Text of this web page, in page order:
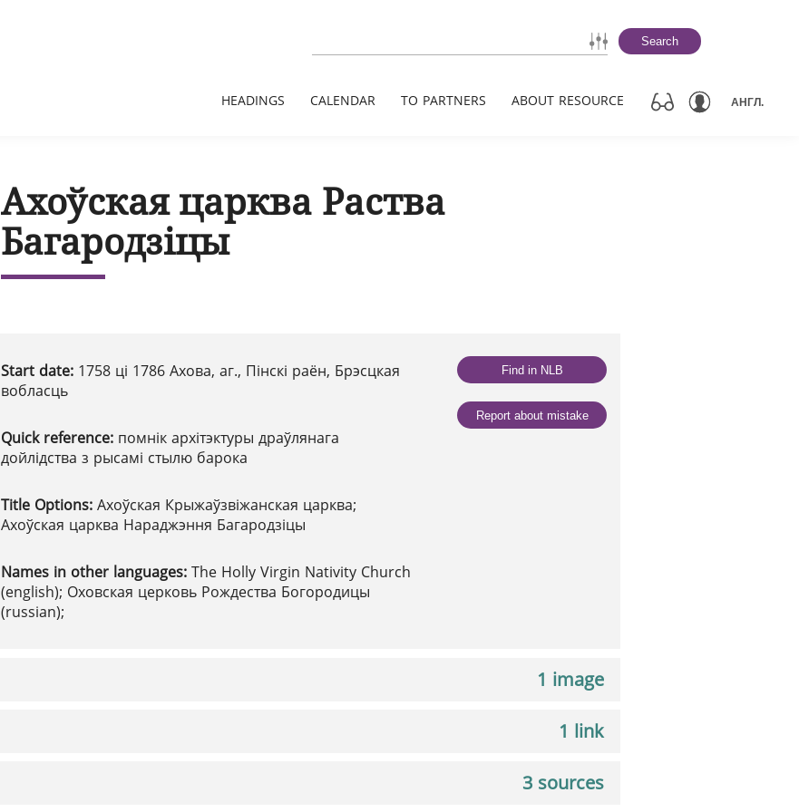
Search
HEADINGS CALENDAR TO PARTNERS ABOUT RESOURCE АНГЛ.
Ахоўская царква Раства
Багародзіцы
Start date: 1758 ці 1786 Ахова, аг., Пінскі раён, Брэсцкая
вобласць
Quick reference: помнік архітэктуры драўлянага
дойлідства з рысамі стылю барока
Title Options: Ахоўская Крыжаўзвіжанская царква;
Ахоўская царква Нараджэння Багародзіцы
Names in other languages: The Holly Virgin Nativity Church
(english); Оховская церковь Рождества Богородицы
(russian);
Find in NLB
Report about mistake
1 image
1 link
3 sources